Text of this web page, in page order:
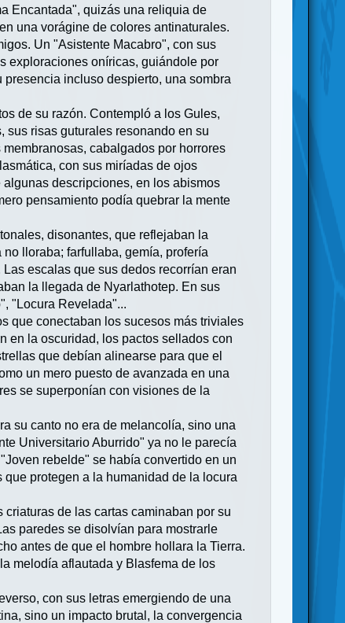
Encantada", quizás una reliquia de
una vorágine de colores antinaturales.
Un "Asistente Macabro", con sus
exploraciones oníricas, guiándole por
incluso despierto, una sombra
de su razón. Contempló a los Gules,
sus risas guturales resonando en su
cabalgados por horrores
con sus miríadas de ojos
descripciones, en los abismos
pensamiento podía quebrar la mente
disonantes, que reflejaban la
lloraba; farfullaba, gemía, profería
escalas que sus dedos recorrían eran
la llegada de Nyarlathotep. En sus
"Locura Revelada"...
que conectaban los sucesos más triviales
en la oscuridad, los pactos sellados con
que debían alinearse para que el
un mero puesto de avanzada en una
se superponían con visiones de la
su canto no era de melancolía, sino una
Universitario Aburrido" ya no le parecía
rebelde" se había convertido en un
protegen a la humanidad de la locura
de las cartas caminaban por su
paredes se disolvían para mostrarle
antes de que el hombre hollara la Tierra.
melodía aflautada y Blasfema de los
con sus letras emergiendo de una
sino un impacto brutal, la convergencia